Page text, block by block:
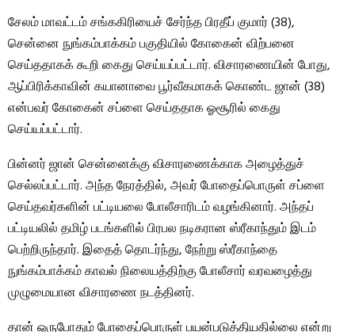
சேலம் மாவட்டம் சங்ககிரியைச் சேர்ந்த பிரதீப் குமார் (38),
சென்னை நுங்கம்பாக்கம் பகுதியில் கோகைன் விற்பனை
செய்ததாகக் கூறி கைது செய்யப்பட்டார். விசாரணையின் போது, ​​
ஆப்பிரிக்காவின் கயானாவை பூர்வீகமாகக் கொண்ட ஜான் (38)
என்பவர் கோகைன் சப்ளை செய்ததாக ஓசூரில் கைது
செய்யப்பட்டார்.
பின்னர் ஜான் சென்னைக்கு விசாரணைக்காக அழைத்துச்
செல்லப்பட்டார். அந்த நேரத்தில், அவர் போதைப்பொருள் சப்ளை
செய்தவர்களின் பட்டியலை போலீசாரிடம் வழங்கினார். அந்தப்
பட்டியலில் தமிழ் படங்களில் பிரபல நடிகரான ஸ்ரீகாந்தும் இடம்
பெற்றிருந்தார். இதைத் தொடர்ந்து, நேற்று ஸ்ரீகாந்தை
நுங்கம்பாக்கம் காவல் நிலையத்திற்கு போலீசார் வரவழைத்து
முழுமையான விசாரணை நடத்தினர்.